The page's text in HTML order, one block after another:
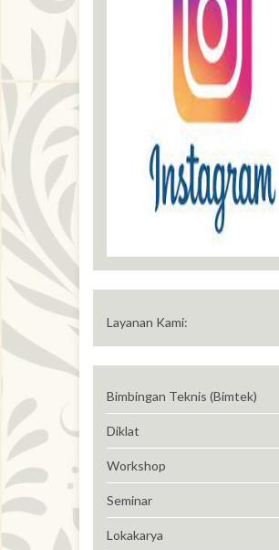
Layanan Kami:
Bimbingan Teknis (Bimtek)
Diklat
Workshop
Seminar
Lokakarya